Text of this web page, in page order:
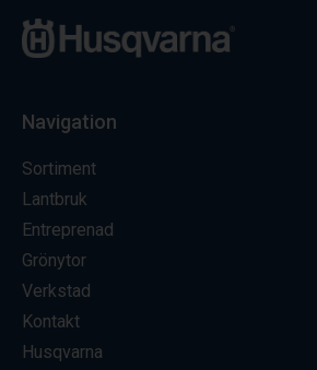
Navigation
Sortiment
Lantbruk
Entreprenad
Grönytor
Verkstad
Kontakt
Husqvarna